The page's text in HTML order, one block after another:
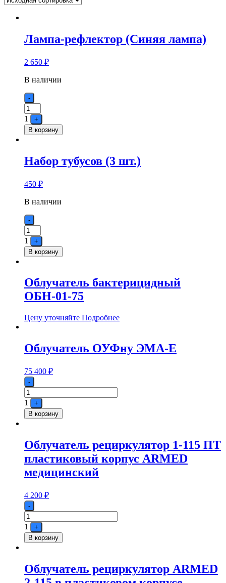
Лампа-рефлектор (Синяя лампа)
2 650 ₽
В наличии
Quantity
-
1
+
В корзину
Набор тубусов (3 шт.)
450 ₽
В наличии
Quantity
-
1
+
В корзину
Облучатель бактерицидный
ОБН-01-75
Цену уточняйте Подробнее
Облучатель ОУФну ЭМА-Е
75 400 ₽
Quantity
-
1
+
В корзину
Облучатель рециркулятор 1-115 ПТ
пластиковый корпус ARMED
медицинский
4 200 ₽
Quantity
-
1
+
В корзину
Облучатель рециркулятор ARMED